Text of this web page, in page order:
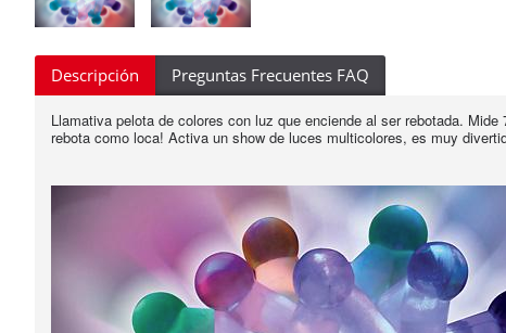
Descripción Preguntas Frecuentes FAQ
Llamativa pelota de colores con luz que enciende al ser rebotada.
rebota como loca! Activa un show de luces multicolores, es muy